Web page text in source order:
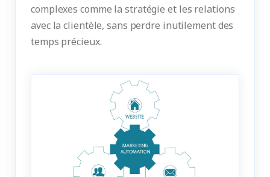
complexes comme la stratégie et les relations
avec la clientèle, sans perdre inutilement des
temps précieux.